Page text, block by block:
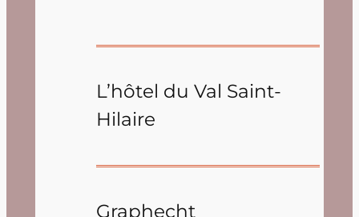
L’hôtel du Val Saint-
Hilaire
Graphecht